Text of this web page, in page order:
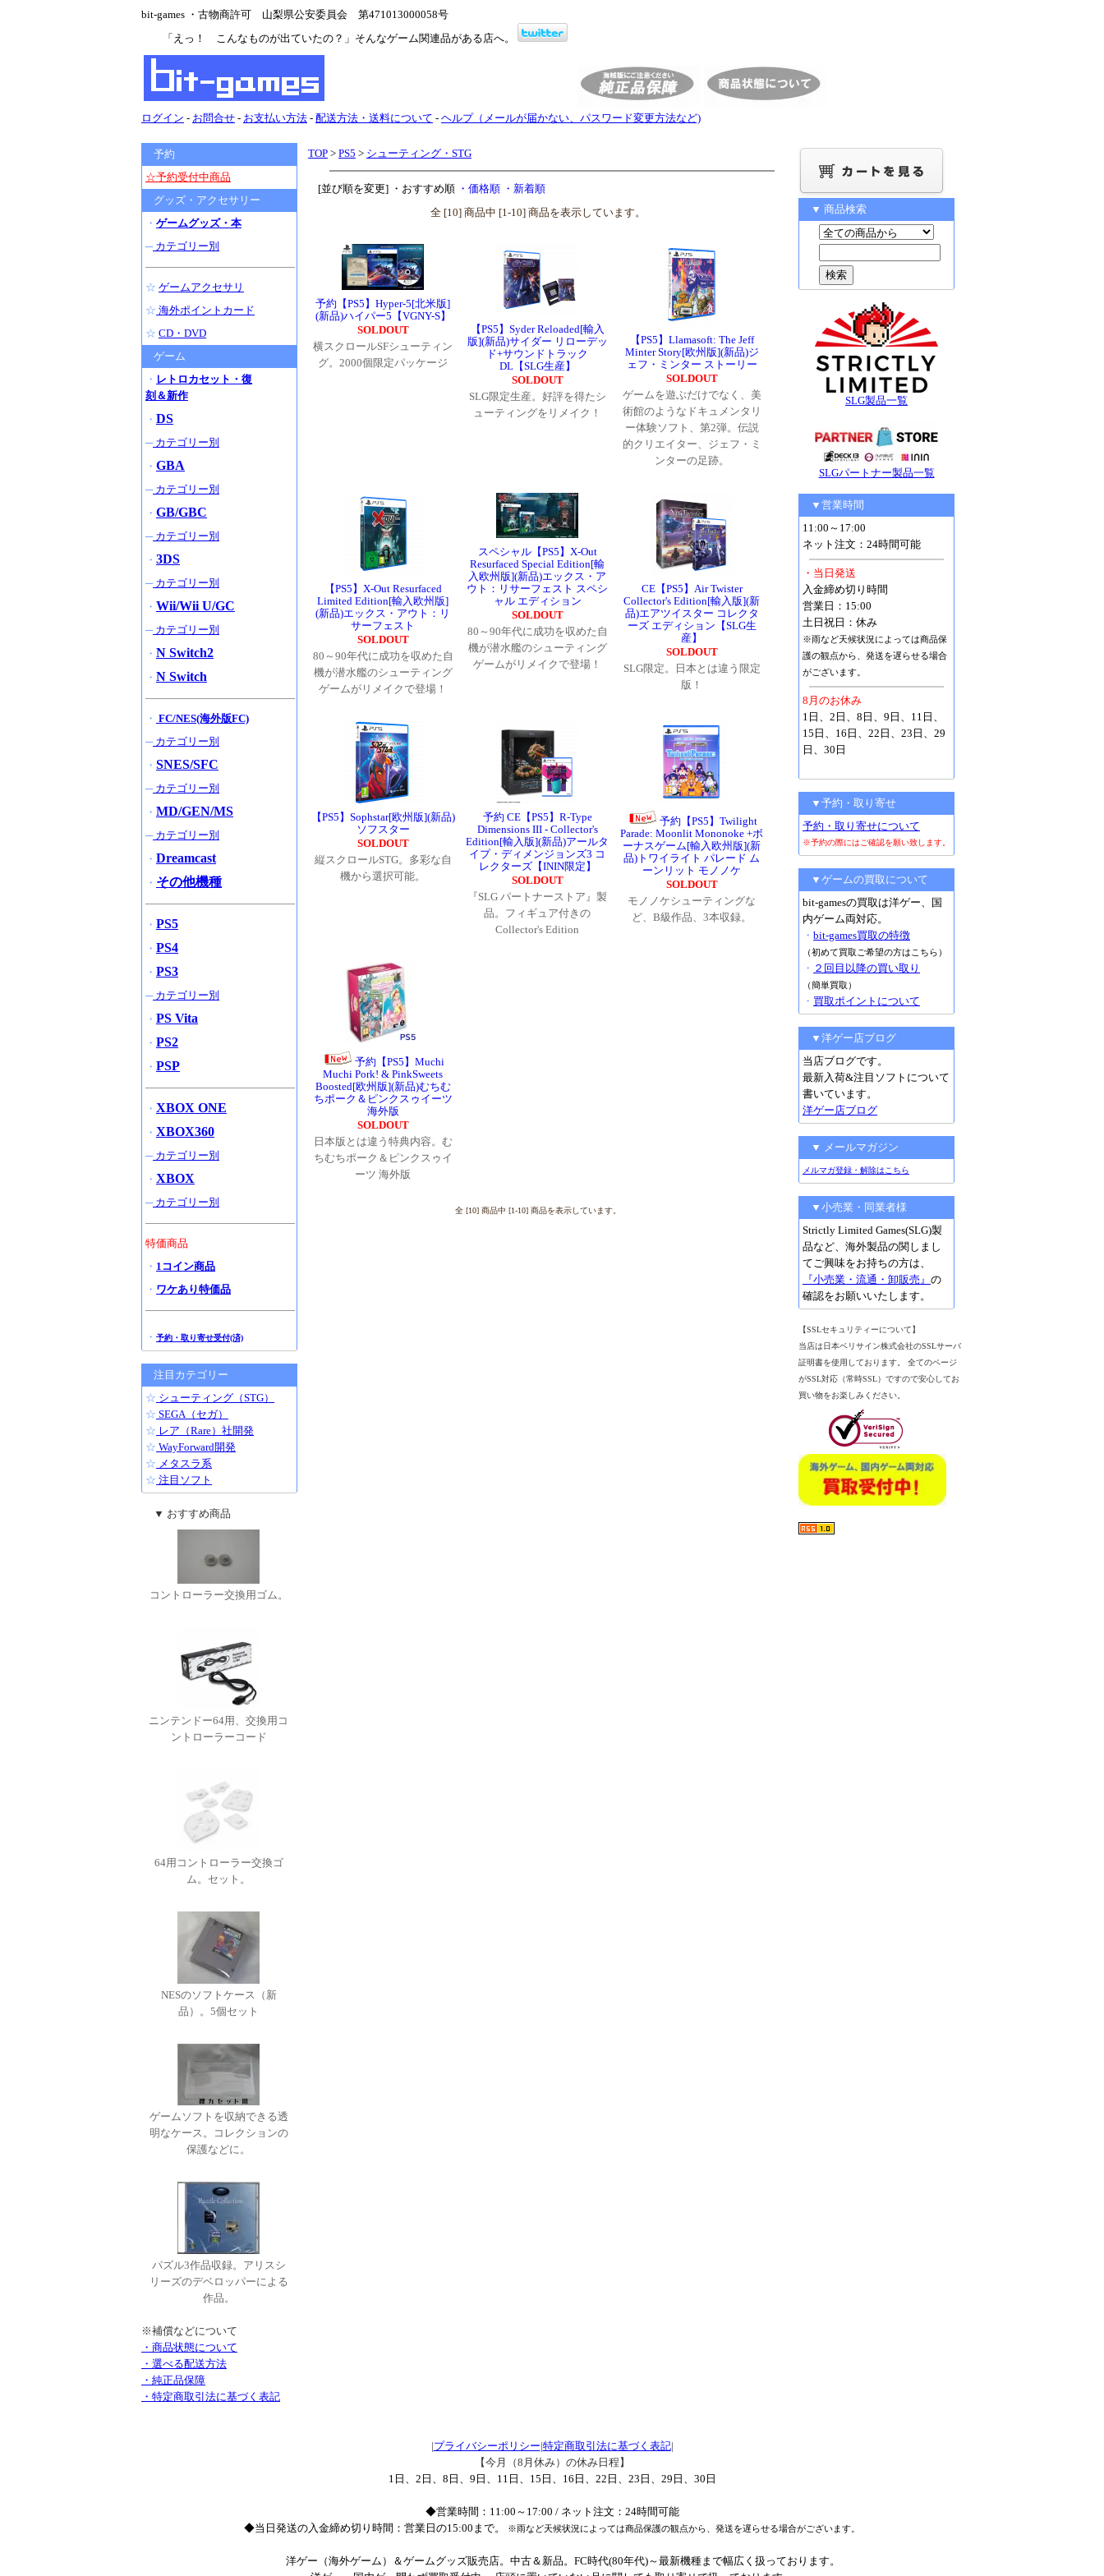
bit-games ・古物商許可 山梨県公安委員会 第471013000058号
「えっ！ こんなものが出ていたの？」そんなゲーム関連品がある店へ。
ログイン - お問合せ - お支払い方法 - 配送方法・送料について - ヘルプ（メールが届かない、パスワード変更方法など)
TOP > PS5 > シューティング・STG
[並び順を変更] ・おすすめ順 ・価格順 ・新着順
全 [10] 商品中 [1-10] 商品を表示しています。
予約【PS5】Hyper-5[北米版]
(新品)ハイパー5【VGNY-S】
SOLDOUT
横スクロールSFシューティン
グ。2000個限定パッケージ
【PS5】Syder Reloaded[輸入
版](新品)サイダー リローデッ
ド+サウンドトラック
DL【SLG生産】
SOLDOUT
SLG限定生産。好評を得たシ
ューティングをリメイク！
【PS5】Llamasoft: The Jeff
Minter Story[欧州版](新品)ジ
ェフ・ミンター ストーリー
SOLDOUT
ゲームを遊ぶだけでなく、美
術館のようなドキュメンタリ
ー体験ソフト、第2弾。伝説
的クリエイター、ジェフ・ミ
ンターの足跡。
【PS5】X-Out Resurfaced
Limited Edition[輸入欧州版]
(新品)エックス・アウト：リ
サーフェスト
SOLDOUT
80～90年代に成功を収めた自
機が潜水艦のシューティング
ゲームがリメイクで登場！
スペシャル【PS5】X-Out
Resurfaced Special Edition[輸
入欧州版](新品)エックス・ア
ウト：リサーフェスト スペシ
ャル エディション
SOLDOUT
80～90年代に成功を収めた自
機が潜水艦のシューティング
ゲームがリメイクで登場！
CE【PS5】Air Twister
Collector's Edition[輸入版](新
品)エアツイスター コレクタ
ーズ エディション【SLG生
産】
SOLDOUT
SLG限定。日本とは違う限定
版！
【PS5】Sophstar[欧州版](新品)
ソフスター
SOLDOUT
縦スクロールSTG。多彩な自
機から選択可能。
予約 CE【PS5】R-Type
Dimensions III - Collector's
Edition[輸入版](新品)アールタ
イプ・ディメンジョンズ3 コ
レクターズ【ININ限定】
SOLDOUT
『SLG パートナーストア』製
品。フィギュア付きの
Collector's Edition
予約【PS5】Twilight
Parade: Moonlit Mononoke +ボ
ーナスゲーム[輸入欧州版](新
品)トワイライト パレード ム
ーンリット モノノケ
SOLDOUT
モノノケシューティングな
ど、B級作品、3本収録。
予約【PS5】Muchi
Muchi Pork! & PinkSweets
Boosted[欧州版](新品)むちむ
ちポーク＆ピンクスゥイーツ
海外版
SOLDOUT
日本版とは違う特典内容。む
ちむちポーク＆ピンクスゥイ
ーツ 海外版
全 [10] 商品中 [1-10] 商品を表示しています。
予約
☆予約受付中商品
グッズ・アクセサリー
・ ゲームグッズ・本
─カテゴリー別
☆ ゲームアクセサリ
☆ 海外ポイントカード
☆ CD・DVD
ゲーム
・ レトロカセット・復
刻＆新作
・ DS
─カテゴリー別
・ GBA
─カテゴリー別
・ GB/GBC
─カテゴリー別
・ 3DS
─カテゴリー別
・ Wii/Wii U/GC
─カテゴリー別
・ N Switch2
・ N Switch
・ FC/NES(海外版FC)
─カテゴリー別
・ SNES/SFC
─カテゴリー別
・ MD/GEN/MS
─カテゴリー別
・ Dreamcast
・ その他機種
・ PS5
・ PS4
・ PS3
─カテゴリー別
・ PS Vita
・ PS2
・ PSP
・ XBOX ONE
・ XBOX360
─カテゴリー別
・ XBOX
─カテゴリー別
特価商品
・ 1コイン商品
・ ワケあり特価品
・ 予約・取り寄せ受付(済)
注目カテゴリー
☆ シューティング（STG）
☆ SEGA（セガ）
☆ レア（Rare）社開発
☆ WayForward開発
☆ メタスラ系
☆ 注目ソフト
▼ おすすめ商品
コントローラー交換用ゴム。
ニンテンドー64用、交換用コ
ントローラーコード
64用コントローラー交換ゴ
ム。セット。
NESのソフトケース（新
品）。5個セット
ゲームソフトを収納できる透
明なケース。コレクションの
保護などに。
パズル3作品収録。アリスシ
リーズのデベロッパーによる
作品。
※補償などについて
・商品状態について
・選べる配送方法
・純正品保障
・特定商取引法に基づく表記
▼ 商品検索
SLG製品一覧
SLGパートナー製品一覧
▼営業時間
11:00～17:00
ネット注文：24時間可能
・当日発送
入金締め切り時間
営業日：15:00
土日祝日：休み
※雨など天候状況によっては商品保
護の観点から、発送を遅らせる場合
がございます。
8月のお休み
1日、2日、8日、9日、11日、
15日、16日、22日、23日、29
日、30日
▼予約・取り寄せ
予約・取り寄せについて
※予約の際にはご確認を願い致します。
▼ゲームの買取について
bit-gamesの買取は洋ゲー、国
内ゲーム両対応。
・ bit-games買取の特徴
（初めて買取ご希望の方はこちら）
・ ２回目以降の買い取り
（簡単買取）
・ 買取ポイントについて
▼洋ゲー店ブログ
当店ブログです。
最新入荷&注目ソフトについて
書いています。
洋ゲー店ブログ
▼ メールマガジン
メルマガ登録・解除はこちら
▼小売業・同業者様
Strictly Limited Games(SLG)製
品など、海外製品の関しまし
てご興味をお持ちの方は、
『小売業・流通・卸販売』 の
確認をお願いいたします。
【SSLセキュリティーについて】
当店は日本ベリサイン株式会社のSSLサーバ
証明書を使用しております。 全てのページ
がSSL対応（常時SSL）ですので安心してお
買い物をお楽しみください。
|プライバシーポリシー|特定商取引法に基づく表記|
【今月（8月休み）の休み日程】
1日、2日、8日、9日、11日、15日、16日、22日、23日、29日、30日
◆営業時間：11:00～17:00 / ネット注文：24時間可能
◆当日発送の入金締め切り時間：営業日の15:00まで。
※雨など天候状況によっては商品保護の観点から、発送を遅らせる場合がございます。
洋ゲー（海外ゲーム）＆ゲームグッズ販売店。中古＆新品。FC時代(80年代)～最新機種まで幅広く扱っております。